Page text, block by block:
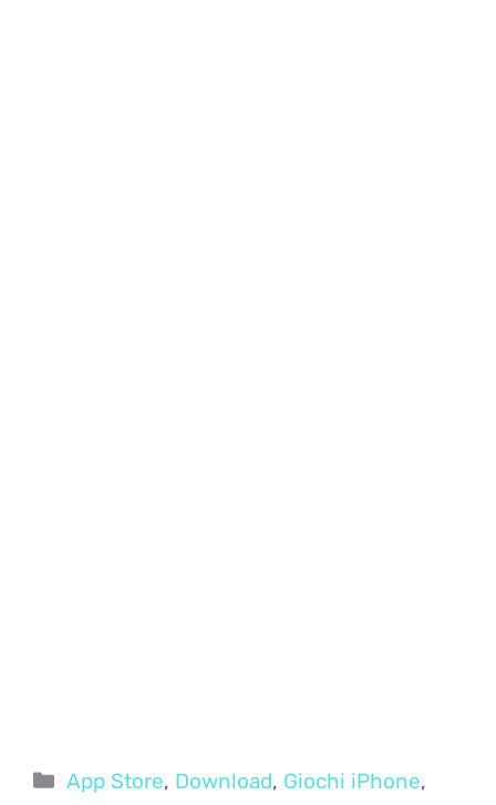
Categorie
App Store, Download, Giochi iPhone,